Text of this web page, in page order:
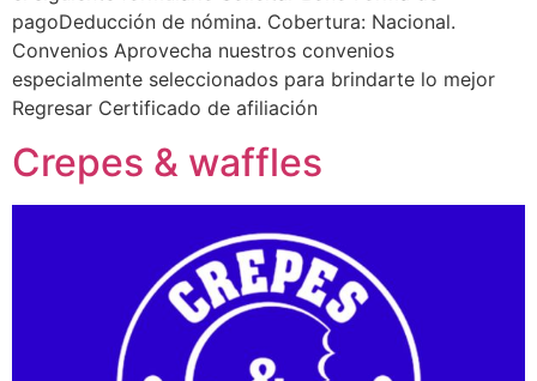
pagoDeducción de nómina. Cobertura: Nacional.
Convenios Aprovecha nuestros convenios
especialmente seleccionados para brindarte lo mejor
Regresar Certificado de afiliación
Crepes & waffles